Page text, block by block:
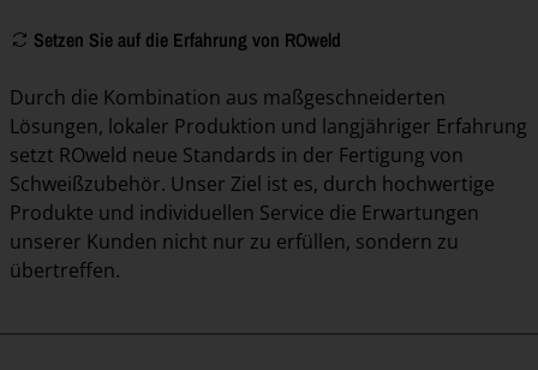
Setzen Sie auf die Erfahrung von ROweld
Durch die Kombination aus maßgeschneiderten
Lösungen, lokaler Produktion und langjähriger Erfahrung
setzt ROweld neue Standards in der Fertigung von
Schweißzubehör. Unser Ziel ist es, durch hochwertige
Produkte und individuellen Service die Erwartungen
unserer Kunden nicht nur zu erfüllen, sondern zu
übertreffen.